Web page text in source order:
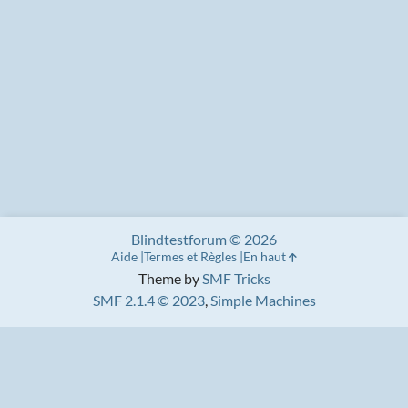
Theme bySMF Tricks
SMF 2.1.4 © 2023,Simple Machines
Blindtestforum © 2026
Aide Termes et Règles En haut